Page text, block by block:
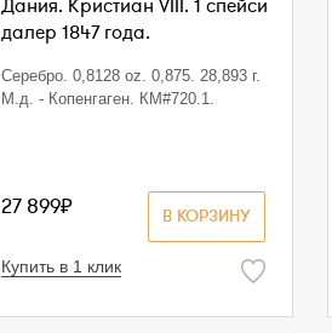
Дания. Кристиан VIII. 1 спейси
далер 1847 года.
Серебро. 0,8128 oz. 0,875. 28,893 г.
М.д. - Копенгаген. КМ#720.1.
В КОРЗИНУ
27 899₽
Купить в 1 клик